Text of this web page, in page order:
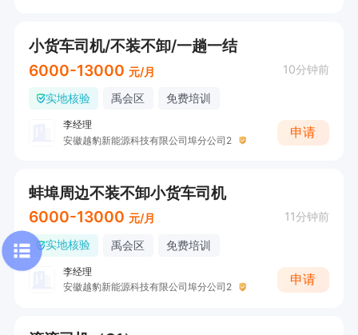
小货车司机/不装不卸/一趟一结
6000-13000 元/月 10分钟前
实地核验 禹会区 免费培训
李经理
安徽越豹新能源科技有限公司埠分公司2
申请
蚌埠周边不装不卸小货车司机
6000-13000 元/月 11分钟前
实地核验 禹会区 免费培训
李经理
安徽越豹新能源科技有限公司埠分公司2
申请